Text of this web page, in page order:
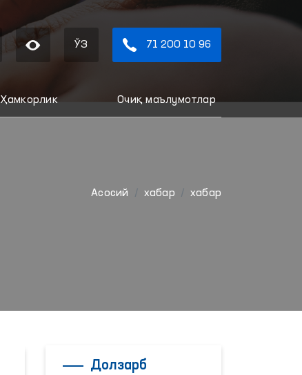
ЎЗ 71 200 10 96
Ҳамкорлик Очиқ маълумотлар
Aсосий хабар хабар
Долзарб